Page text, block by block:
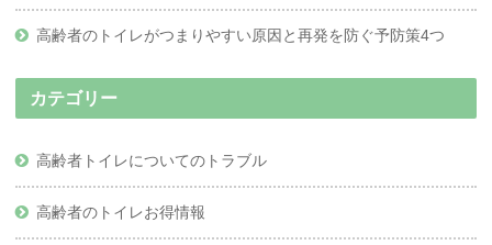
高齢者のトイレがつまりやすい原因と再発を防ぐ予防策4つ
カテゴリー
高齢者トイレについてのトラブル
高齢者のトイレお得情報